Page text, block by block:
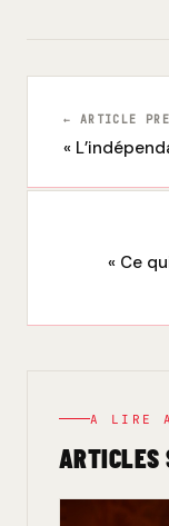
← ARTICLE
«
« Ce
A LIRE
ARTICLES